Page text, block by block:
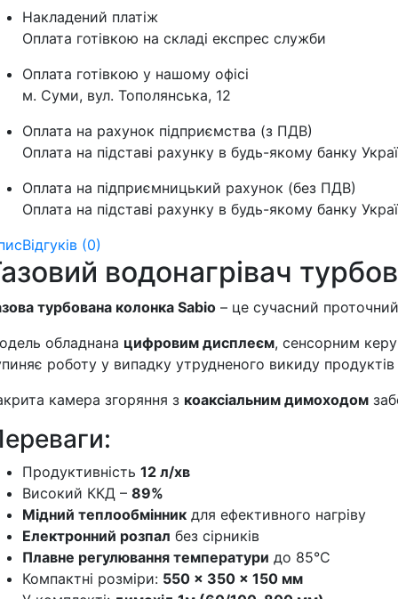
Накладений платіж
Оплата готівкою на складі експрес служби
Оплата готівкою у нашому офісі
м. Суми, вул. Тополянська, 12
Оплата на рахунок підприємства (з ПДВ)
Оплата на підставі рахунку в будь-якому банку
Оплата на підприємницький рахунок (без ПДВ)
Оплата на підставі рахунку в будь-якому банку
Відгуків (0)
водонагрівач
турбована колонка Sabio – це сучасний
обладнана цифровим дисплеєм, сенсорним
роботу у випадку утрудненого викиду продуктів
камера згоряння з коаксіальним димоходом
Продуктивність 12 л/хв
Високий ККД – 89%
Мідний теплообмінник для ефективного нагріву
Електронний розпал без сірників
Плавне регулювання температури до 85°С
Компактні розміри: 550 × 350 × 150 мм